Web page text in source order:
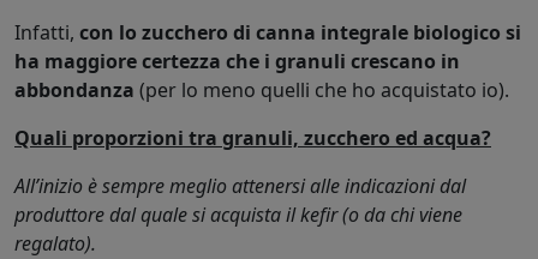
Infatti, con lo zucchero di canna integrale biologico si
ha maggiore certezza che i granuli crescano in
abbondanza (per lo meno quelli che ho acquistato io).
Quali proporzioni tra granuli, zucchero ed acqua?
All’inizio è sempre meglio attenersi alle indicazioni dal
produttore dal quale si acquista il kefir (o da chi viene
regalato).